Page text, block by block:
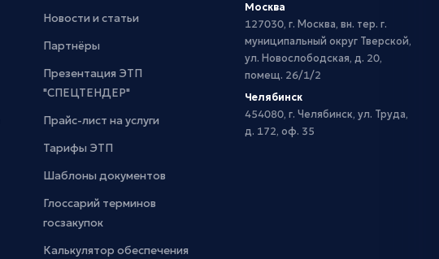
Новости и статьи
Партнёры
Презентация ЭТП
"СПЕЦТЕНДЕР"
Прайс-лист на услуги
Тарифы ЭТП
Шаблоны документов
Глоссарий терминов
госзакупок
Калькулятор обеспечения
Москва
127030, г. Москва, вн. тер. г.
муниципальный округ Тверской,
ул. Новослободская, д. 20,
помещ. 26/1/2
Челябинск
454080, г. Челябинск, ул. Труда,
д. 172, оф. 35